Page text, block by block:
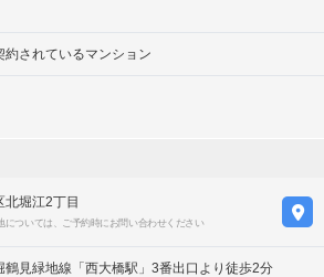
約されているマンション
北堀江2丁目
については、ご予約時にお問い合わせください
鶴見緑地線「西大橋駅」3番出口より徒歩2分